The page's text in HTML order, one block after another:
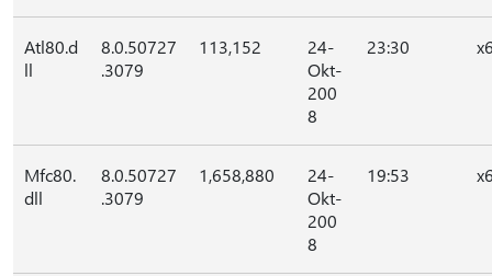
Atl80.d
ll
8.0.50727
.3079
113,152
24-
Okt-
200
8
23:30
Mfc80.
dll
8.0.50727
.3079
1,658,880
24-
Okt-
200
8
19:53